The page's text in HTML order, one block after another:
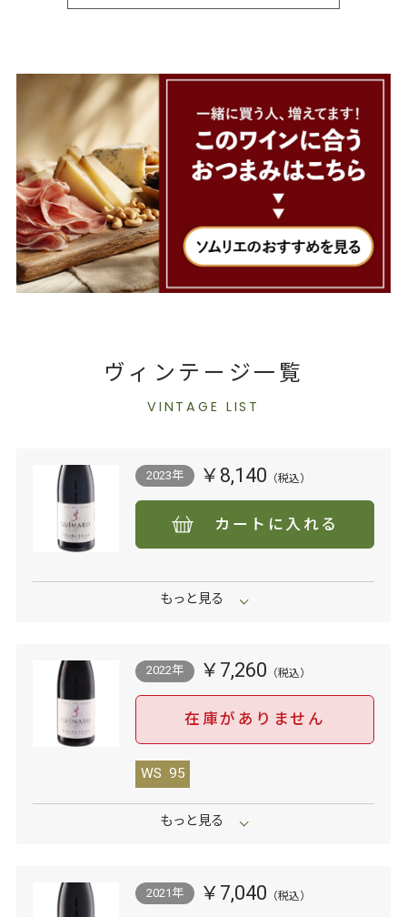
ヴィンテージ一覧
VINTAGE LIST
2023年 ￥8,140
カートに入れる
2022年 ￥7,260
在庫がありません
WS 95
2021年 ￥7,040